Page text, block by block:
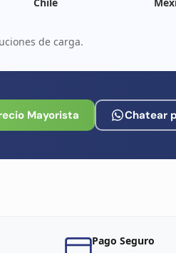
de carga.
Mayorista Chatear
Pago Seguro